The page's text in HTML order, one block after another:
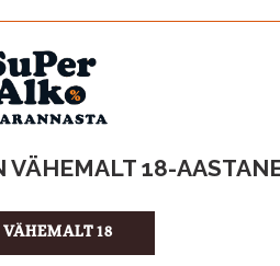
VÄHEMALT 18-
VÄHEMALT 18
KASTIS